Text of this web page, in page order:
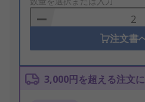
Basket
注文書
3,000円を超える注文